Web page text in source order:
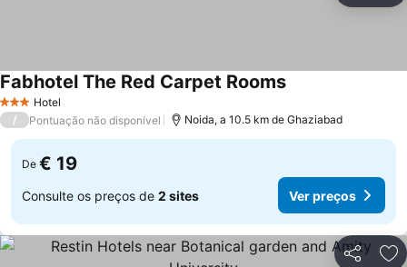
3 EstrelasHotel
Fabhotel The Red Carpet RoomsVer preços
/ Pontuação não disponível Noida, a 10.5 km de Ghaziabad
De € 19
Consulte os preços de 2 sites Ver preços
Partilhar